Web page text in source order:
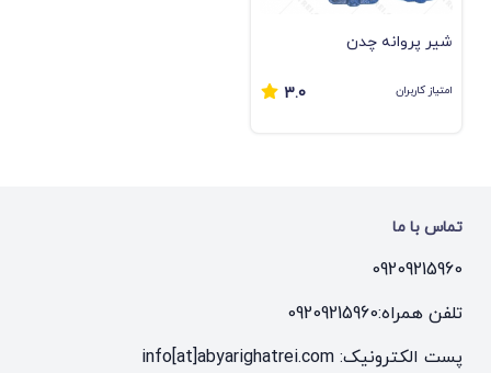
شیر پروانه چدن
امتیاز کاربران 3.0
تماس با ما
09209215960
تلفن همراه:09209215960
پست الکترونیک: info[at]abyarighatrei.com